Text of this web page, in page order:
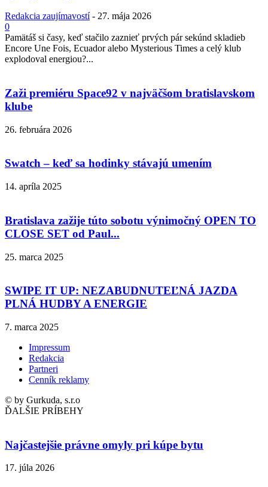
Redakcia zaujímavostí - 27. mája 2026
0
Pamätáš si časy, keď stačilo zaznieť prvých pár sekúnd skladieb
Encore Une Fois, Ecuador alebo Mysterious Times a celý klub
explodoval energiou?...
Zaži premiéru Space92 v najväčšom bratislavskom
klube
26. februára 2026
Swatch – keď sa hodinky stávajú umením
14. apríla 2025
Bratislava zažije túto sobotu výnimočný OPEN TO
CLOSE SET od Paul...
25. marca 2025
SWIPE IT UP: NEZABUDNUTEĽNÁ JAZDA
PLNÁ HUDBY A ENERGIE
7. marca 2025
Impressum
Redakcia
Partneri
Cenník reklamy
© by Gurkuda, s.r.o
ĎALŠIE PRÍBEHY
Najčastejšie právne omyly pri kúpe bytu
17. júla 2026